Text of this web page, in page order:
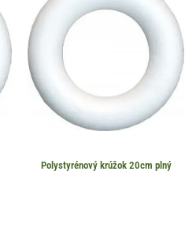
Polystyrénový krúžok 20cm plný